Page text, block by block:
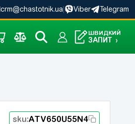
crm@chastotnik.ua Viber Telegram
ШВИДКИЙ
ЗАПИТ ›
sku:ATV650U55N4